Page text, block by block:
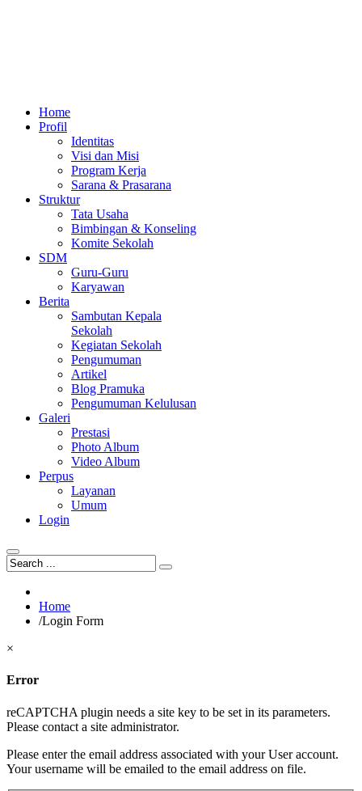
Home
Profil
Identitas
Visi dan Misi
Program Kerja
Sarana & Prasarana
Struktur
Tata Usaha
Bimbingan & Konseling
Komite Sekolah
SDM
Guru-Guru
Karyawan
Berita
Sambutan Kepala
Sekolah
Kegiatan Sekolah
Pengumuman
Artikel
Blog Pramuka
Pengumuman Kelulusan
Galeri
Prestasi
Photo Album
Video Album
Perpus
Layanan
Umum
Login
Home
/Login Form
×
Error
reCAPTCHA plugin needs a site key to be set in its parameters.
Please contact a site administrator.
Please enter the email address associated with your User account.
Your username will be emailed to the email address on file.